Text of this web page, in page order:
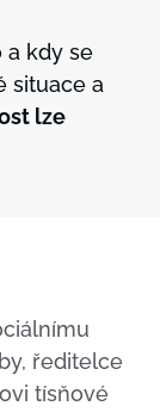
a kdy se
situace a
lze
ředitelce
tísňové